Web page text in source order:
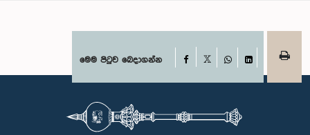
මෙම පිටුව බෙදාගන්න Facebook
WhatsAppLinkedIn